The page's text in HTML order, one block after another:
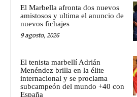
El Marbella afronta dos nuevos
amistosos y ultima el anuncio de
nuevos fichajes
9 agosto, 2026
El tenista marbellí Adrián
Menéndez brilla en la élite
internacional y se proclama
subcampeón del mundo +40 con
España